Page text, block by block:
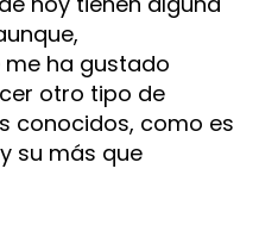
ha gustado
otro tipo de
conocidos, como es
y su más que